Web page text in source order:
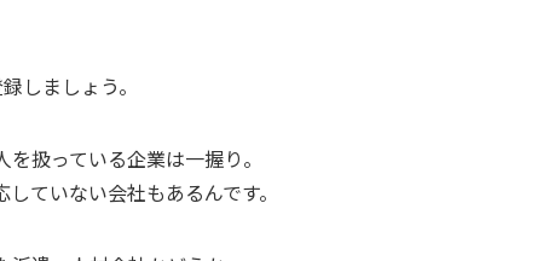
しましょう。
扱っている企業は一握り。
していない会社もあるんです。